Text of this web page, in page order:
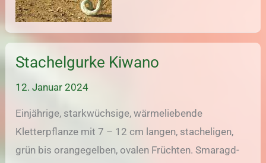
Stachelgurke Kiwano
12. Januar 2024
Einjährige, starkwüchsige, wärmeliebende
Kletterpflanze mit 7 – 12 cm langen, stacheligen,
grün bis orangegelben, ovalen Früchten. Smaragd-